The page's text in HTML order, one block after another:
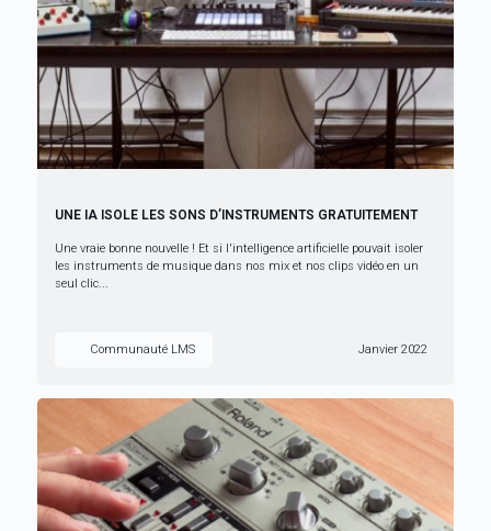
UNE IA ISOLE LES SONS D’INSTRUMENTS GRATUITEMENT
Une vraie bonne nouvelle ! Et si l'intelligence artificielle pouvait isoler
les instruments de musique dans nos mix et nos clips vidéo en un
seul clic...
Communauté LMS Janvier 2022